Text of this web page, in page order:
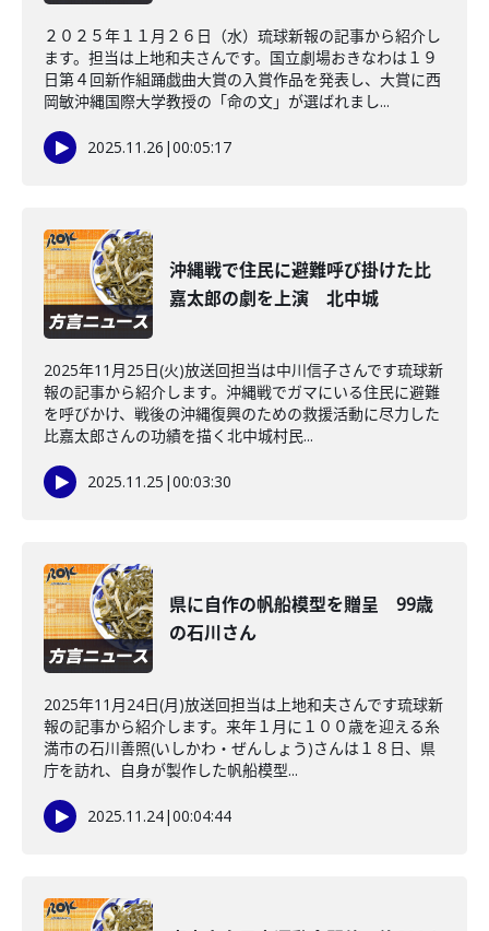
２０２５年１１月２６日（水）琉球新報の記事から紹介し
ます。担当は上地和夫さんです。国立劇場おきなわは１９
日第４回新作組踊戯曲大賞の入賞作品を発表し、大賞に西
岡敏沖縄国際大学教授の「命の文」が選ばれまし...
2025.11.26 |00:05:17
沖縄戦で住民に避難呼び掛けた比
嘉太郎の劇を上演 北中城
2025年11月25日(火)放送回担当は中川信子さんです琉球新
報の記事から紹介します。沖縄戦でガマにいる住民に避難
を呼びかけ、戦後の沖縄復興のための救援活動に尽力した
比嘉太郎さんの功績を描く北中城村民...
2025.11.25 |00:03:30
県に自作の帆船模型を贈呈 99歳
の石川さん
2025年11月24日(月)放送回担当は上地和夫さんです琉球新
報の記事から紹介します。来年１月に１００歳を迎える糸
満市の石川善照(いしかわ・ぜんしょう)さんは１８日、県
庁を訪れ、自身が製作した帆船模型...
2025.11.24|00:04:44